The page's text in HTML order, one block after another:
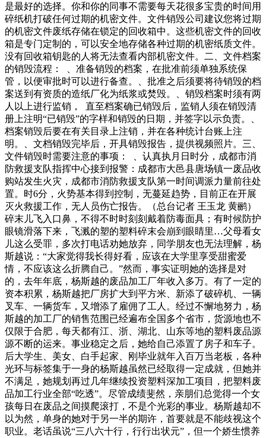
是最好的选择。你和你的同事不需要每天花很多宝贵的时间用
碎纸机打破任何过期的机密文件。文件销毁公司建议您将过期
的机密文件废纸存储在锁定的回收箱中。这些机密文件的回收
箱是专门定制的，可以安全地存储各种过期的机密纸质文件。
没有回收箱钥匙的人将无法查看内部机密文件。二、文件档案
的销毁流程： 、准备销毁的档案，在批准前须单独系统保
管，以便审批时可以进行备查。、批准之后须要将待销毁的档
案送到有资质的造纸厂化为纸浆或焚毁。、销毁档案时须有两
人以上进行监销， 直至档案确已销毁后，监销人须在销毁清
册上注明“已销毁”的字样和销毁的日期，并签字以示负责。、
档案销毁后要在有关目录上注销，并在各种统计台账上注
明。、文档销毁完毕后，开具销毁报告，提供视频照片。三、
文件销毁时需要注意的事项： 、认真执月日时分，成都市消
防救援支队指挥中心接到报警：成都市大邑县唐场镇一废品收
购站发生火灾，成都市消防救援支队第一时间调派力量前往处
置。时6分，火势基本得到控制，无蔓延趋势，目前正在开展
灭火救援工作，无人员伤亡报告。（总台记者 王玉龙 黄鹂）
碎末儿飞入口鼻，不得不时时刻刻戴着防毒面具；有时候防护
眼镜滑落下来，飞溅的塑的塑料碎末会崩到眼睛里…父母看女
儿这么受罪，多次打电话劝她放弃，同学朋友也无法理解，杨
斯越说：“大家觉得我长得好看，应该在大学里享受甜蜜爱
情，不应该这么折腾自己。”然而，事实证明她的选择是对
的，去年年底，杨斯越的废品加工厂年收入多万。有了一定的
资本积累，杨斯越把厂房扩大到平方米、新添了破碎机、一辆
叉车、一辆货车，又增添了雇佣了工人。经过不懈地努力，杨
斯越的加工厂的销售范围已经遍布全国多个省市，货源地也不
仅限于合肥，每天都有江、浙、湖北、山东等地的塑料废品源
源不断的运来。事业稳定之后，她给自己添置了房子和车子。
后大学生、美女、白手起家、刚毕业就年入百万当老板，各种
光环与标签集于一身的杨斯越虽然已经取得一定成就，但她并
不满足，她规划再过几年继续投资塑料深加工项目，把塑料废
品加工行业全部“吃透”。尽管成绩斐然，亲朋们总觉得一个女
孩每日在废品之间摸爬滚打，不是个光彩的事业。杨斯越却不
以为然，单身的她对于另一半的期许，首要就是不能歧视这个
职业。老话虽说“三八六十行，行行出状元”，但一个娇生惯养